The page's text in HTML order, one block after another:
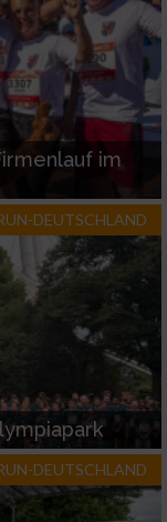
im
DEUTSCHLAND
DEUTSCHLAND